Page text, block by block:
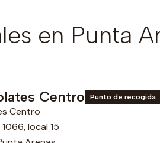
en Punta
Centro Punto de recogida
Centro
local 15